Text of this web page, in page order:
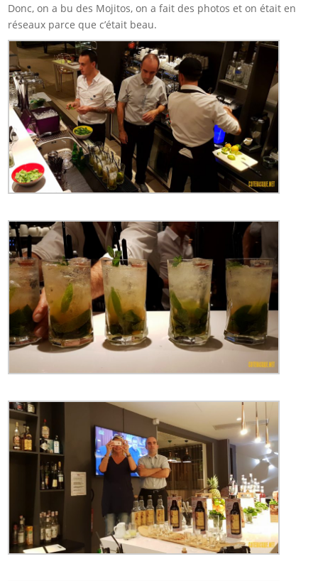
Donc, on a bu des Mojitos, on a fait des photos et on était en
réseaux parce que c’était beau.